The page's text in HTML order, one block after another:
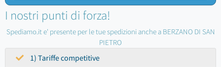
I nostri punti di forza!
Spediamo.it e' presente per le tue spedizioni anche a BERZANO DI SAN
PIETRO
1) Tariffe competitive